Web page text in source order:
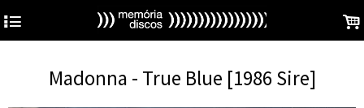
4 .
Madonna - True Blue [1986 Sire]